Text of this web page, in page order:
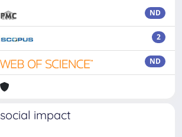
ND
2
ND
social impact